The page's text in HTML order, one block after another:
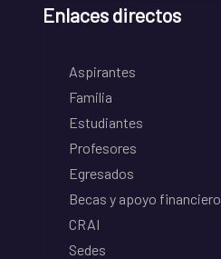
Enlaces directos
Aspirantes
Familia
Estudiantes
Profesores
Egresados
Becas y apoyo financiero
CRAI
Sedes